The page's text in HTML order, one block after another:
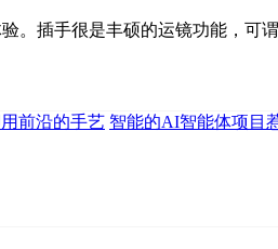
插手很是丰硕的运镜功能，可
前沿的手艺 智能的AI智能体项目